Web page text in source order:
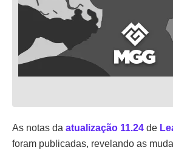
As notas da atualização 11.24 de
foram publicadas, revelando as